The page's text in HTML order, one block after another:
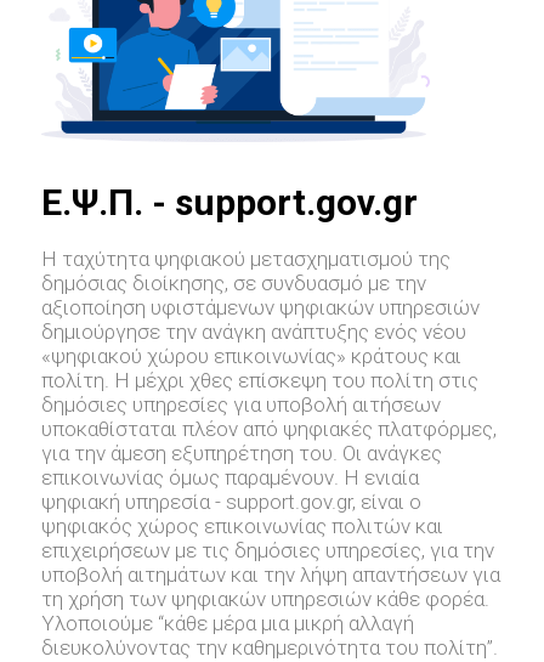
E.Ψ.Π. - support.gov.gr
Η ταχύτητα ψηφιακού μετασχηματισμού της
δημόσιας διοίκησης, σε συνδυασμό με την
αξιοποίηση υφιστάμενων ψηφιακών υπηρεσιών
δημιούργησε την ανάγκη ανάπτυξης ενός νέου
«ψηφιακού χώρου επικοινωνίας» κράτους και
πολίτη. Η μέχρι χθες επίσκεψη του πολίτη στις
δημόσιες υπηρεσίες για υποβολή αιτήσεων
υποκαθίσταται πλέον από ψηφιακές πλατφόρμες,
για την άμεση εξυπηρέτηση του. Οι ανάγκες
επικοινωνίας όμως παραμένουν. Η ενιαία
ψηφιακή υπηρεσία - support.gov.gr, είναι ο
ψηφιακός χώρος επικοινωνίας πολιτών και
επιχειρήσεων με τις δημόσιες υπηρεσίες, για την
υποβολή αιτημάτων και την λήψη απαντήσεων για
τη χρήση των ψηφιακών υπηρεσιών κάθε φορέα.
Υλοποιούμε “κάθε μέρα μια μικρή αλλαγή
διευκολύνοντας την καθημερινότητα του πολίτη”.